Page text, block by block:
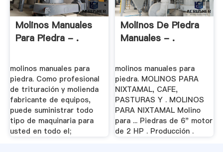
Molinos Manuales
Para Piedra - .
molinos manuales para
piedra. Como profesional
de trituración y molienda
fabricante de equipos,
puede suministrar todo
tipo de maquinaria para
usted en todo el;
Molinos De Piedra
Manuales - .
molinos manuales para
piedra. MOLINOS PARA
NIXTAMAL, CAFE,
PASTURAS Y . MOLINOS
PARA NIXTAMAL Molino
para ... Piedras de 6" motor
de 2 HP . Producción .